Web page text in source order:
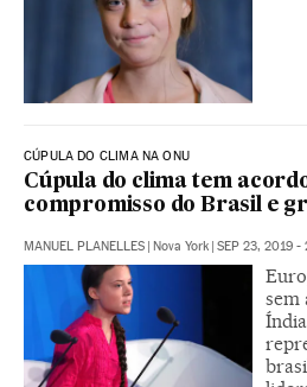
CÚPULA DO CLIMA NA ONU
Cúpula do clima tem
compromisso do Brasil e
MANUEL PLANELLES | Nova York | SEP 23, 2019 -
sem